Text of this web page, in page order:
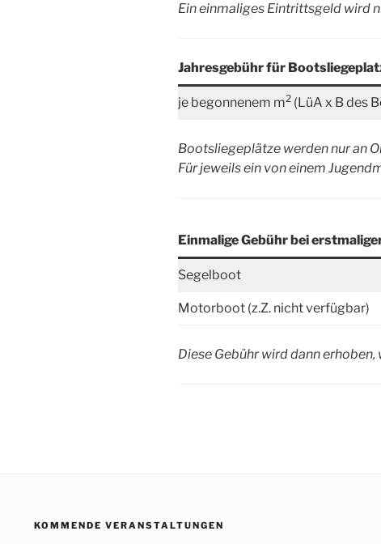
Ein einmaliges Eintrittsgeld wird
Jahresgebühr für
je begonnenem m2 (LüA x B des
Bootsliegeplätze werden nur an
Für jeweils ein von einem
Einmalige Gebühr bei
Segelboot
Motorboot (z.Z. nicht verfügbar)
Diese Gebühr wird dann
KOMMENDE VERANSTALTUNGEN